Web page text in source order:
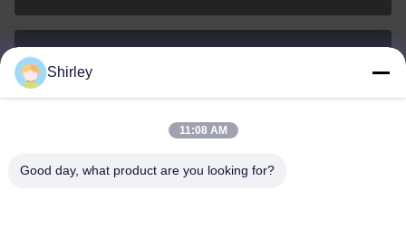
0086-18148506772
Shirley
11:08 AM
Good day, what product are you looking for?